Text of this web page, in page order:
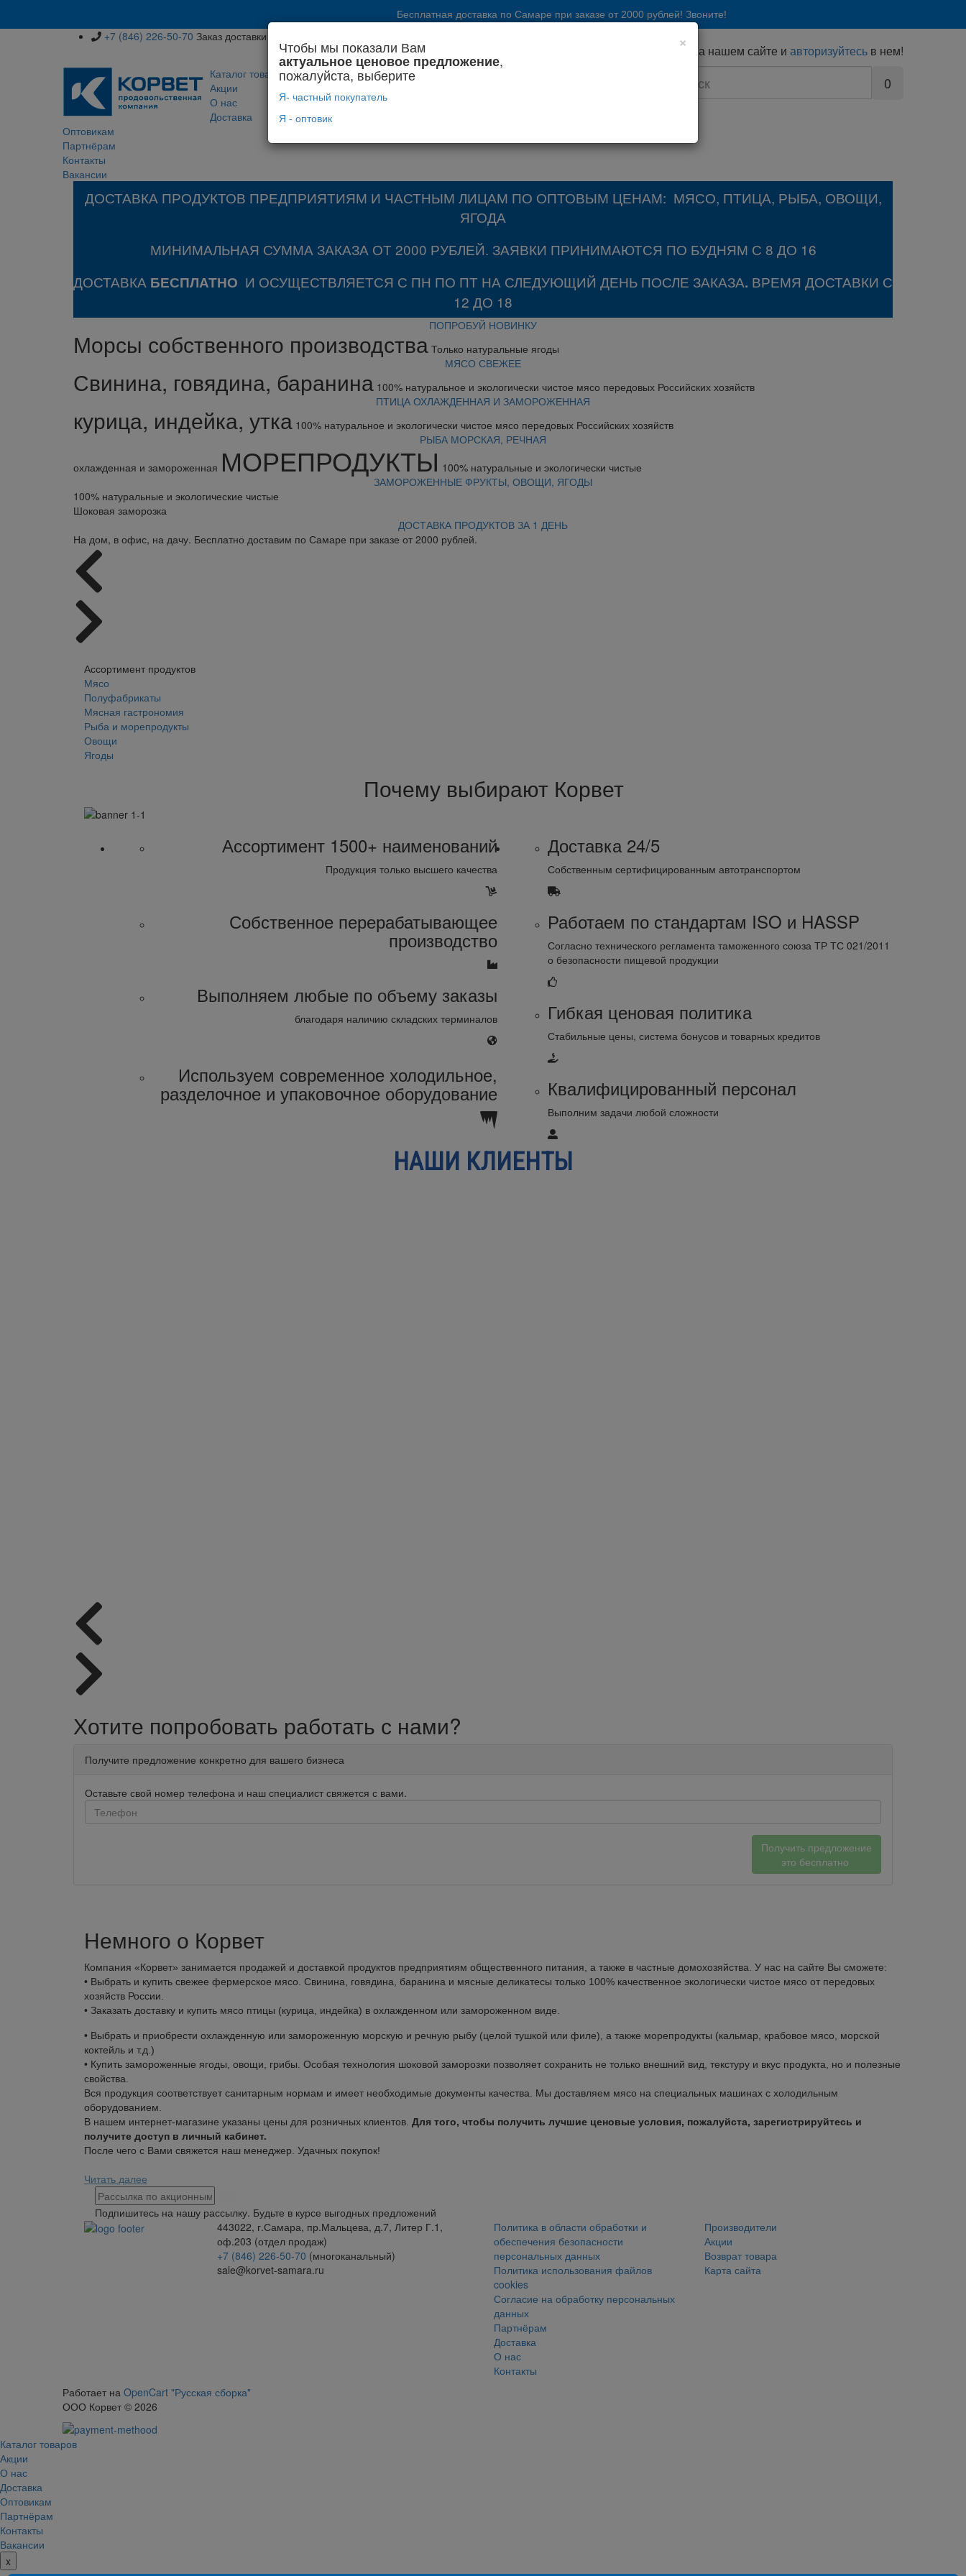
Бесплатная доставка по Самаре при заказе от 2000 рублей! Звоните!
+7 (846) 226-50-70 Заказ доставки
Хотите получить более выгодные цены? Тогда создайте свой профиль на нашем сайте и авторизуйтесь в нем!
0
Каталог товаров
Акции
О нас
Доставка
Оптовикам
Партнёрам
Контакты
Вакансии
×
Чтобы мы показали Вам
актуальное ценовое предложение,
пожалуйста, выберите
Я- частный покупатель
Я - оптовик
ДОСТАВКА ПРОДУКТОВ ПРЕДПРИЯТИЯМ И ЧАСТНЫМ ЛИЦАМ ПО ОПТОВЫМ ЦЕНАМ: МЯСО, ПТИЦА, РЫБА, ОВОЩИ,
ЯГОДА
МИНИМАЛЬНАЯ СУММА ЗАКАЗА ОТ 2000 РУБЛЕЙ. ЗАЯВКИ ПРИНИМАЮТСЯ ПО БУДНЯМ С 8 ДО 16
ДОСТАВКА БЕСПЛАТНО И ОСУЩЕСТВЛЯЕТСЯ С ПН ПО ПТ НА СЛЕДУЮЩИЙ ДЕНЬ ПОСЛЕ ЗАКАЗА. ВРЕМЯ ДОСТАВКИ С
12 ДО 18
ПОПРОБУЙ НОВИНКУ
Морсы собственного производства Только натуральные ягоды
МЯСО СВЕЖЕЕ
Свинина, говядина, баранина 100% натуральное и экологически чистое мясо передовых Российских хозяйств
ПТИЦА ОХЛАЖДЕННАЯ И ЗАМОРОЖЕННАЯ
курица, индейка, утка 100% натуральное и экологически чистое мясо передовых Российских хозяйств
РЫБА МОРСКАЯ, РЕЧНАЯ
охлажденная и замороженная МОРЕПРОДУКТЫ 100% натуральные и экологически чистые
ЗАМОРОЖЕННЫЕ ФРУКТЫ, ОВОЩИ, ЯГОДЫ
100% натуральные и экологические чистые
Шоковая заморозка
ДОСТАВКА ПРОДУКТОВ ЗА 1 ДЕНЬ
На дом, в офис, на дачу. Бесплатно доставим по Самаре при заказе от 2000 рублей.
Ассортимент продуктов
Мясо
Полуфабрикаты
Мясная гастрономия
Рыба и морепродукты
Овощи
Ягоды
Почему выбирают Корвет
Ассортимент 1500+ наименований
Продукция только высшего качества
Собственное перерабатывающее
производство
Выполняем любые по объему заказы
благодаря наличию складских терминалов
Используем современное холодильное,
разделочное и упаковочное оборудование
Доставка 24/5
Собственным сертифицированным автотранспортом
Работаем по стандартам ISO и HASSP
Согласно технического регламента таможенного союза ТР ТС 021/2011
о безопасности пищевой продукции
Гибкая ценовая политика
Стабильные цены, система бонусов и товарных кредитов
Квалифицированный персонал
Выполним задачи любой сложности
НАШИ КЛИЕНТЫ
Хотите попробовать работать с нами?
Получите предложение конкретно для вашего бизнеса
Оставьте свой номер телефона и наш специалист свяжется с вами.
Получить предложение
это бесплатно
Немного о Корвет
Компания «Корвет» занимается продажей и доставкой продуктов предприятиям общественного питания, а также в частные домохозяйства. У нас на сайте Вы сможете:
• Выбрать и купить свежее фермерское мясо. Свинина, говядина, баранина и мясные деликатесы только 100% качественное экологически чистое мясо от передовых
хозяйств России.
• Заказать доставку и купить мясо птицы (курица, индейка) в охлажденном или замороженном виде.
• Выбрать и приобрести охлажденную или замороженную морскую и речную рыбу (целой тушкой или филе), а также морепродукты (кальмар, крабовое мясо, морской
коктейль и т.д.)
• Купить замороженные ягоды, овощи, грибы. Особая технология шоковой заморозки позволяет сохранить не только внешний вид, текстуру и вкус продукта, но и полезные
свойства.
Вся продукция соответствует санитарным нормам и имеет необходимые документы качества. Мы доставляем мясо на специальных машинах с холодильным
оборудованием.
В нашем интернет-магазине указаны цены для розничных клиентов. Для того, чтобы получить лучшие ценовые условия, пожалуйста, зарегистрируйтесь и
получите доступ в личный кабинет.
После чего с Вами свяжется наш менеджер. Удачных покупок!
Читать далее
Подпишитесь на нашу рассылку. Будьте в курсе выгодных предложений
443022, г.Самара, пр.Мальцева, д.7, Литер Г.1,
оф.203 (отдел продаж)
+7 (846) 226-50-70 (многоканальный)
sale@korvet-samara.ru
Политика в области обработки и
обеспечения безопасности
персональных данных
Политика использования файлов
cookies
Согласие на обработку персональных
данных
Партнёрам
Доставка
О нас
Контакты
Производители
Акции
Возврат товара
Карта сайта
Работает на OpenCart "Русская сборка"
ООО Корвет © 2026
Каталог товаров
Акции
О нас
Доставка
Оптовикам
Партнёрам
Контакты
Вакансии
x